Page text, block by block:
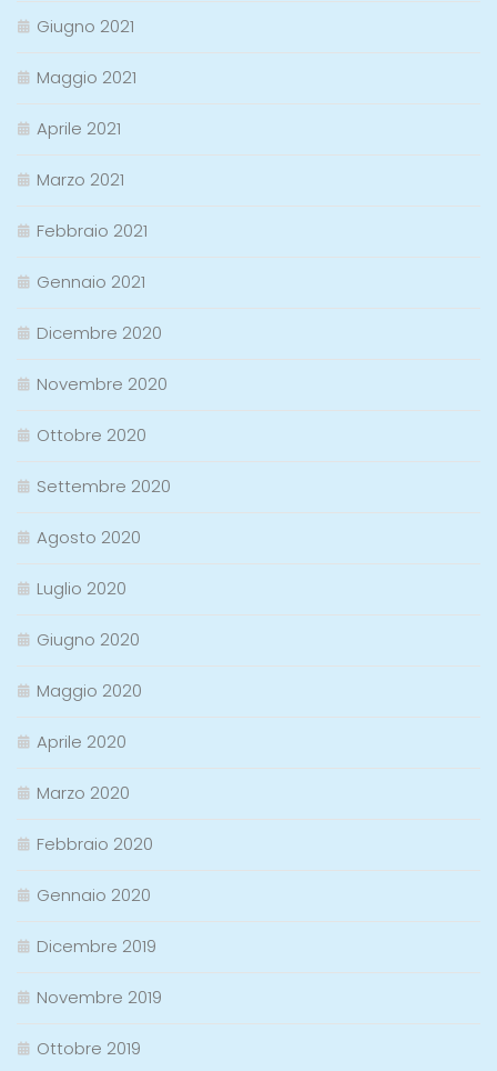
Giugno 2021
Maggio 2021
Aprile 2021
Marzo 2021
Febbraio 2021
Gennaio 2021
Dicembre 2020
Novembre 2020
Ottobre 2020
Settembre 2020
Agosto 2020
Luglio 2020
Giugno 2020
Maggio 2020
Aprile 2020
Marzo 2020
Febbraio 2020
Gennaio 2020
Dicembre 2019
Novembre 2019
Ottobre 2019